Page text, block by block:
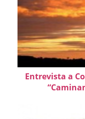
Entrevista a